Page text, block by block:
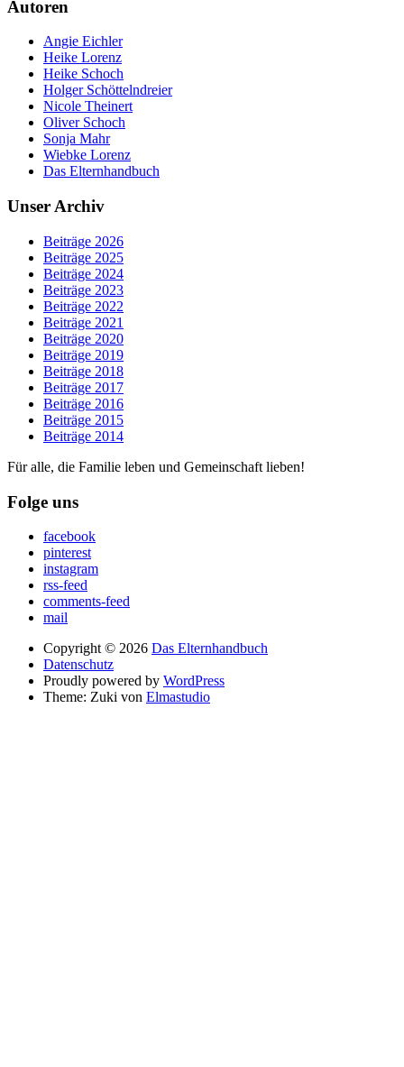
Autoren
Angie Eichler
Heike Lorenz
Heike Schoch
Holger Schöttelndreier
Nicole Theinert
Oliver Schoch
Sonja Mahr
Wiebke Lorenz
Das Elternhandbuch
Unser Archiv
Beiträge 2026
Beiträge 2025
Beiträge 2024
Beiträge 2023
Beiträge 2022
Beiträge 2021
Beiträge 2020
Beiträge 2019
Beiträge 2018
Beiträge 2017
Beiträge 2016
Beiträge 2015
Beiträge 2014
Für alle, die Familie leben und Gemeinschaft lieben!
Folge uns
facebook
pinterest
instagram
rss-feed
comments-feed
mail
Copyright © 2026 Das Elternhandbuch
Datenschutz
Proudly powered by WordPress
Theme: Zuki von Elmastudio